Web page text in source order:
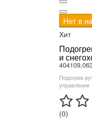
Нет в
Хит
и
Подогрев
(0)